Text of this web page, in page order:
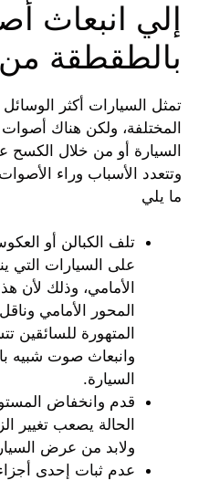
إلي انبعاث
بالطقطقة
تمثل السيارات أكثر
المختلفة، ولكن هناك
السيارة أو من خلال الكسح
وتتعدد الأسباب وراء
ما يلي
تلف الكبالن أو
على السيارات التي
الأمامي، وذلك لأن
المحور الأمامي
المتهورة
وانبعاث صوت شبيه
السيارة.
قدم وانخفاض
الحالة يصعب تغيير
ولابد من عرض
عدم ثبات إحدى